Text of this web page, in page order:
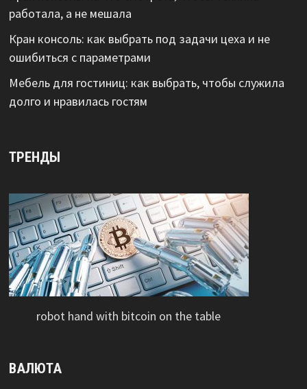
работала, а не мешала
Кран консоль: как выбрать под задачи цеха и не
ошибиться с параметрами
Мебель для гостиниц: как выбрать, чтобы служила
долго и нравилась гостям
ТРЕНДЫ
robot hand with bitcoin on the table
ВАЛЮТА